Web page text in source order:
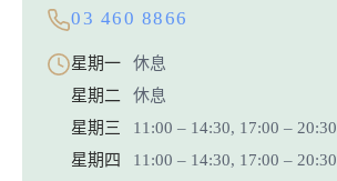
03 460 8866
星期一
休息
星期二
休息
星期三
11:00 – 14:30, 17:00 – 20:30
星期四
11:00 – 14:30, 17:00 – 20:30